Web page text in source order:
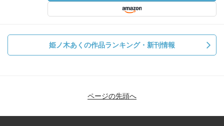
姫ノ木あくの作品ランキング・新刊情報
ページの先頭へ